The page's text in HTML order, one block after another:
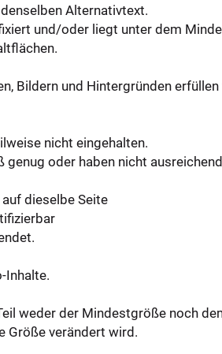
Alternativtext.
und/oder liegt unter dem
Bildern und Hintergründen
nicht eingehalten.
oder haben nicht
dieselbe Seite
Inhalte.
weder der Mindestgröße noch
Größe verändert wird.